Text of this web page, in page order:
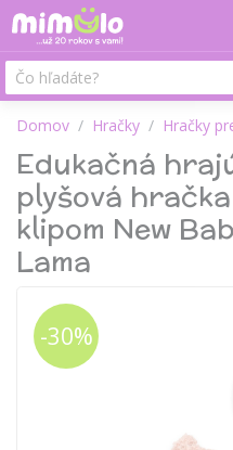
Domov Hračky Hračky
Edukačná
plyšová
klipom New
Lama
-30%